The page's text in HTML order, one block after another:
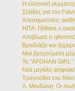
Η ελληνική
Σελίδες για τον
Αποταμιεύσεις
ΗΠΑ: Πέθανε ο
Απεβίωσε ο
Βραδιάζει και
Μια βρεχούμενη
Το "AFGHAN GIRL"
Νέα μεγάλη
Τραγούδια του
Λ. Μενδώνη: Οι